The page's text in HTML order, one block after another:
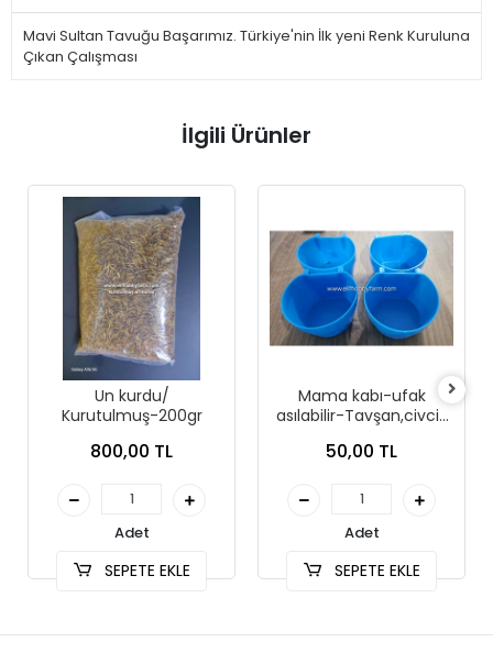
Mavi Sultan Tavuğu Başarımız. Türkiye'nin İlk yeni Renk Kuruluna
Çıkan Çalışması
İlgili Ürünler
Un kurdu/
Kurutulmuş-200gr
800,00 TL
Adet
SEPETE EKLE
Mama kabı-ufak
asılabilir-Tavşan,civciv
50,00 TL
Adet
SEPETE EKLE